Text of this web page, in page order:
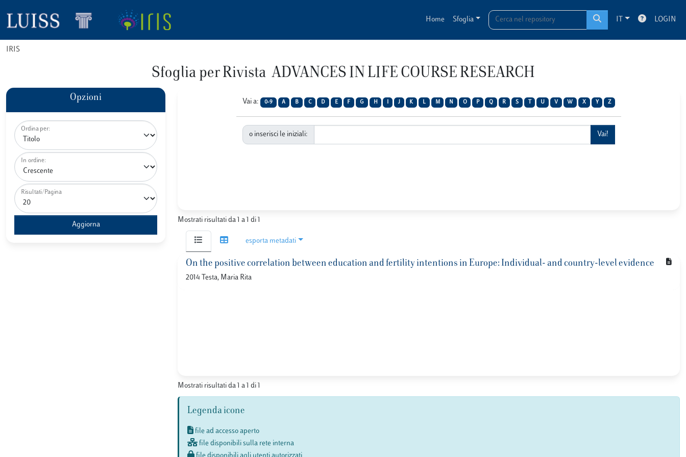
Home Sfoglia IT LOGIN
IRIS
Sfoglia per Rivista ADVANCES IN LIFE COURSE RESEARCH
Opzioni
Ordina per:
In ordine:
Risultati/Pagina
Vai a: 0-9 A B C D E F G H J K L M N O P Q R S U V W X Y Z
o inserisci le iniziali:
Mostrati risultati da 1 a 1 di 1
esporta metadati
On the positive correlation between education and fertility intentions in Europe: Individual- and country-level evidence
2014 Testa, Maria Rita
Mostrati risultati da 1 a 1 di 1
Legenda icone
file ad accesso aperto
file disponibili sulla rete interna